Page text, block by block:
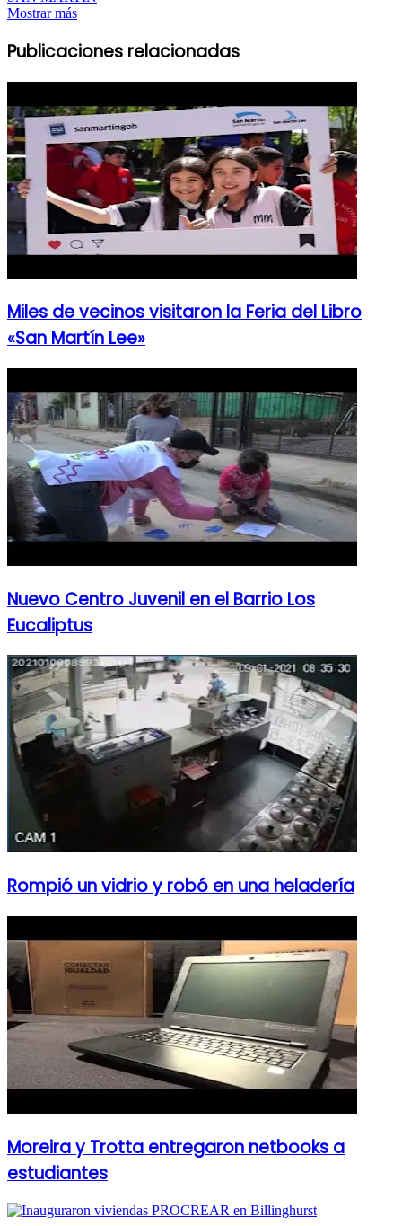
Mostrar más
Publicaciones relacionadas
Miles de vecinos visitaron la Feria del Libro
«San Martín Lee»
Nuevo Centro Juvenil en el Barrio Los
Eucaliptus
Rompió un vidrio y robó en una heladería
Moreira y Trotta entregaron netbooks a
estudiantes